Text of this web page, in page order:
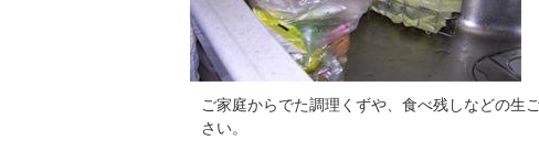
ご家庭からでた調理くずや、食べ残しなどの生
さい。